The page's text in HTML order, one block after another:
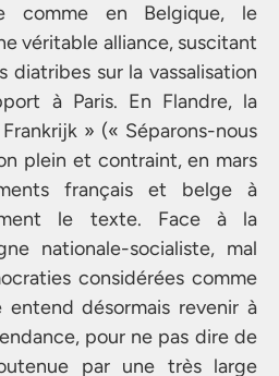
comme en Belgique, le
véritable alliance, suscitant
sur la vassalisation
à Paris. En Flandre, la
» (« Séparons-nous
plein et contraint, en mars
français et belge à
le texte. Face à la
nationale-socialiste, mal
considérées comme
entend désormais revenir à
pour ne pas dire de
par une très large